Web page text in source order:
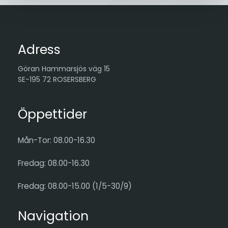
Adress
Göran Hammarsjös väg 15
SE-195 72 ROSERSBERG
Öppettider
Mån-Tor: 08.00-16.30
Fredag: 08.00-16.30
Fredag: 08.00-15.00 (1/5-30/9)
Navigation